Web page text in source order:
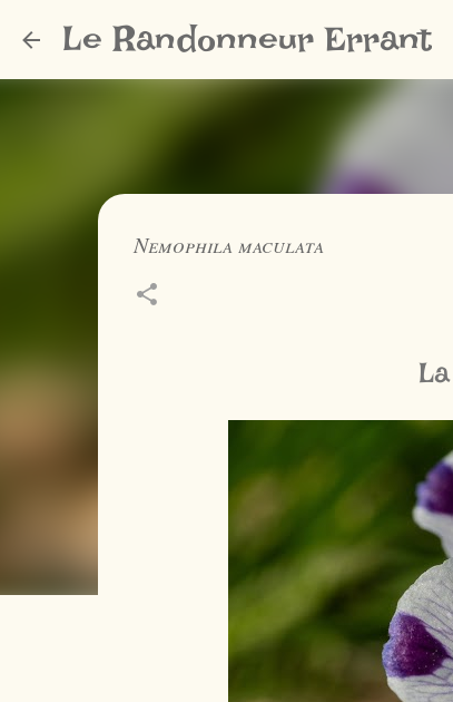
Le Randonneur Errant
Nemophila maculata